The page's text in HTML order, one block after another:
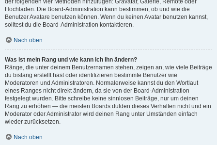
der folgenden vier Methoden hinzufügen: Gravatar, Galerie, Remote oder
Hochladen. Die Board-Administration kann bestimmen, ob und wie die
Benutzer Avatare benutzen können. Wenn du keinen Avatar benutzen kannst,
solltest du die Board-Administration kontaktieren.
Nach oben
Was ist mein Rang und wie kann ich ihn ändern?
Ränge, die unter deinem Benutzernamen stehen, zeigen an, wie viele Beiträge
du bislang erstellt hast oder identifizieren bestimmte Benutzer wie
Moderatoren und Administratoren. Normalerweise kannst du den Wortlaut
eines Ranges nicht direkt ändern, da sie von der Board-Administration
festgelegt wurden. Bitte schreibe keine sinnlosen Beiträge, nur um deinen
Rang zu erhöhen — die meisten Boards dulden dieses Verhalten nicht und ein
Moderator oder Administrator wird deinen Rang unter Umständen einfach
wieder zurücksetzen.
Nach oben